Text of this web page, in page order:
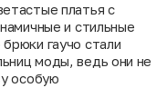
платья с
и стильные
гаучо стали
моды, ведь они не
особую